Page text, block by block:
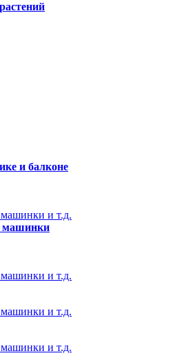
и балконе
и т.д.
машинки
и т.д.
и т.д.
и т.д.